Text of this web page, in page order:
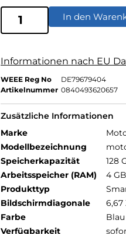
In den
Informationen nach EU
WEEE Reg No
DE79679404
Artikelnummer 0840493620657
Zusätzliche Informationen
Marke
Modellbezeichnung
Speicherkapazität
128
Arbeitsspeicher (RAM)
4 GB
Produkttyp
Bildschirmdiagonale
6,67
Farbe
Blau
Verfügbarkeit